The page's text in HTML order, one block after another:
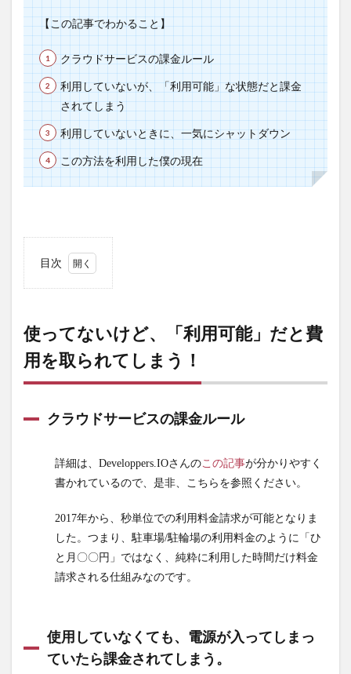
【この記事でわかること】
クラウドサービスの課金ルール
利用していないが、「利用可能」な状態だと課金
されてしまう
利用していないときに、一気にシャットダウン
この方法を利用した僕の現在
目次
いけ
ど、
「利
用可
だと
られ
てし
う！
1.1
クラ
ウド
の課
金ル
ール
使ってないけど、「利用可能」だと費
用を取られてしまう！
クラウドサービスの課金ルール
詳細は、Developpers.IOさんのこの記事が分かりやすく
書かれているので、是非、こちらを参照ください。
2017年から、秒単位での利用料金請求が可能となりま
した。つまり、駐車場/駐輪場の利用料金のように「ひ
と月〇〇円」ではなく、純粋に利用した時間だけ料金
請求される仕組みなのです。
使用していなくても、電源が入ってしまっ
ていたら課金されてしまう。